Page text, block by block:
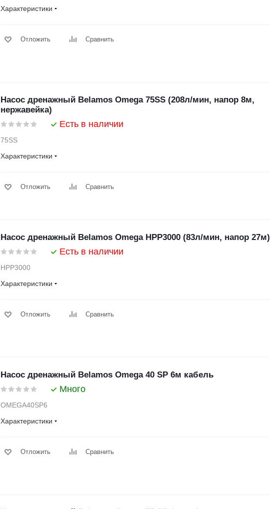
Характеристики
Отложить Сравнить
Насос дренажный Belamos Omega 75SS (208л/мин, напор 8м,
нержавейка)
Есть в наличии
75SS
Характеристики
Отложить Сравнить
Насос дренажный Belamos Omega НРР3000 (83л/мин, напор 27м)
Есть в наличии
НРР3000
Характеристики
Отложить Сравнить
Насос дренажный Belamos Omega 40 SP 6м кабель
Много
OMEGA40SP6
Характеристики
Отложить Сравнить